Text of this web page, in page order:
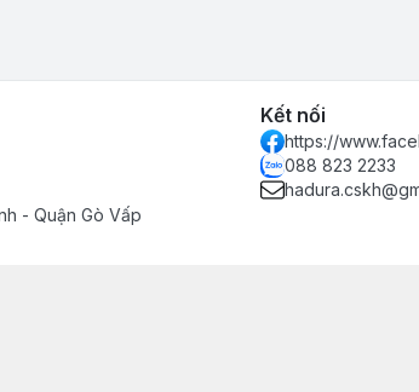
- Quận Gò Vấp
Kết nối
https://
088 823 2233